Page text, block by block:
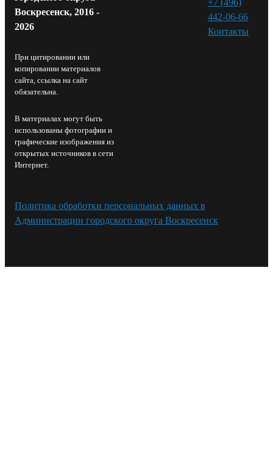
Воскресенск, 2016 -
2026
При цитировании или
копировании материалов
сайта, ссылка на сайт
обязательна.
В материалах могут быть
использованы фотографии и
графические изображения из
открытых источников в сети
Интернет.
442-06-66
Контакты⁠
Политика обработки персональных данных в
Администрации городского округа Воскресенск